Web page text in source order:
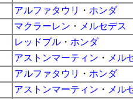
アルファタウリ ・ ホンダ
マクラーレン ・ メルセデス
レッドブル ・ ホンダ
アストンマーティン ・ メル
アルファタウリ ・ ホンダ
アストンマーティン ・ メル